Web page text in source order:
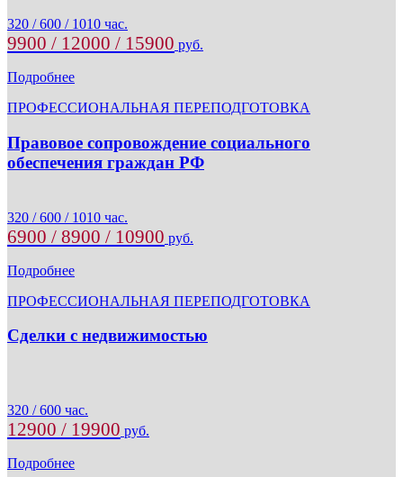
320 / 600 / 1010 час.
9900 / 12000 / 15900 руб.
Подробнее
ПРОФЕССИОНАЛЬНАЯ ПЕРЕПОДГОТОВКА
Правовое сопровождение социального
обеспечения граждан РФ
320 / 600 / 1010 час.
6900 / 8900 / 10900 руб.
Подробнее
ПРОФЕССИОНАЛЬНАЯ ПЕРЕПОДГОТОВКА
Сделки с недвижимостью
320 / 600 час.
12900 / 19900 руб.
Подробнее